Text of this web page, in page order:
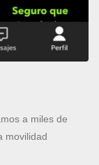
a miles de
movilidad